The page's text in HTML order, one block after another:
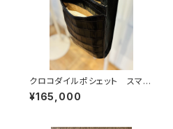
クロコダイルポシェット スマホ
ポシェット 軽量バッグ
¥165,000